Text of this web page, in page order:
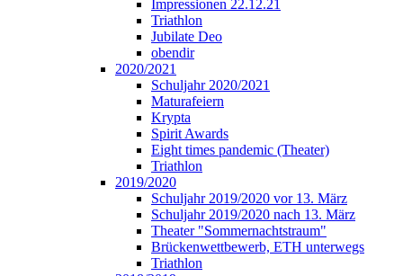
Impressionen 22.12.21
Triathlon
Jubilate Deo
obendir
2020/2021
Schuljahr 2020/2021
Maturafeiern
Krypta
Spirit Awards
Eight times pandemic (Theater)
Triathlon
2019/2020
Schuljahr 2019/2020 vor 13. März
Schuljahr 2019/2020 nach 13. März
Theater "Sommernachtstraum"
Brückenwettbewerb, ETH unterwegs
Triathlon